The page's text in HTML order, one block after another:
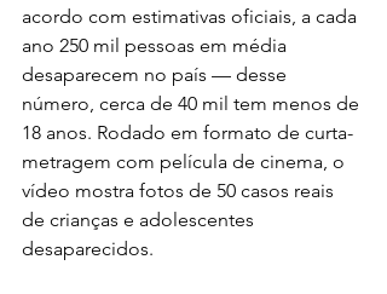
acordo com estimativas oficiais, a cada
ano 250 mil pessoas em média
desaparecem no país — desse
número, cerca de 40 mil tem menos de
18 anos. Rodado em formato de curta-
metragem com película de cinema, o
vídeo mostra fotos de 50 casos reais
de crianças e adolescentes
desaparecidos.